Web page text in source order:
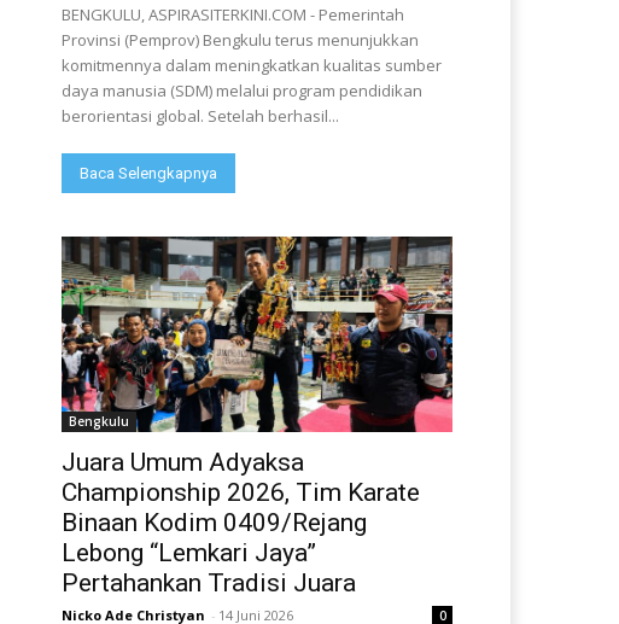
BENGKULU, ASPIRASITERKINI.COM - Pemerintah
Provinsi (Pemprov) Bengkulu terus menunjukkan
komitmennya dalam meningkatkan kualitas sumber
daya manusia (SDM) melalui program pendidikan
berorientasi global. Setelah berhasil...
Baca Selengkapnya
Bengkulu
Juara Umum Adyaksa
Championship 2026, Tim Karate
Binaan Kodim 0409/Rejang
Lebong “Lemkari Jaya”
Pertahankan Tradisi Juara
Nicko Ade Christyan - 14 Juni 2026 0